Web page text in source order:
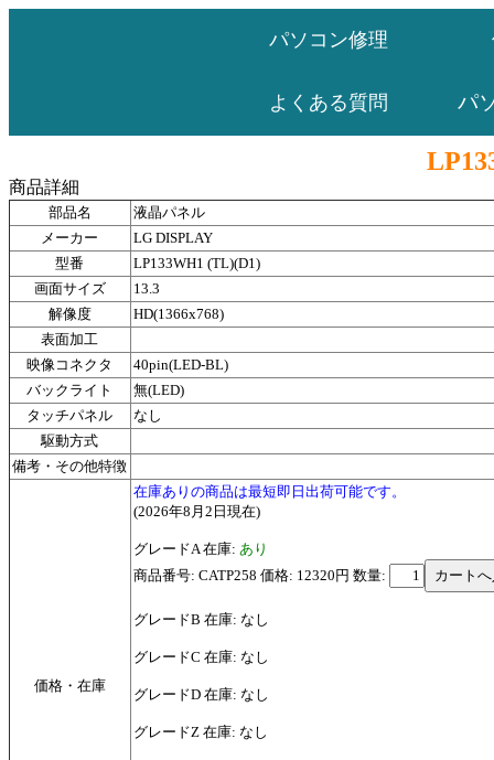
パソコン修理
よくある質問 パ
商品詳細
部品名
液晶パネル
メーカー
LG DISPLAY
型番
LP133WH1 (TL)(D1)
画面サイズ
13.3
解像度
HD(1366x768)
表面加工
映像コネクタ
40pin(LED-BL)
バックライト
無(LED)
タッチパネル
なし
駆動方式
備考・その他特徴
価格・在庫
在庫ありの商品は最短即日出荷可能です。
(2026年8月2日現在)
グレードA 在庫: あり
商品番号: CATP258 価格: 12320円 数量:
グレードB 在庫: なし
グレードC 在庫: なし
グレードD 在庫: なし
グレードZ 在庫: なし